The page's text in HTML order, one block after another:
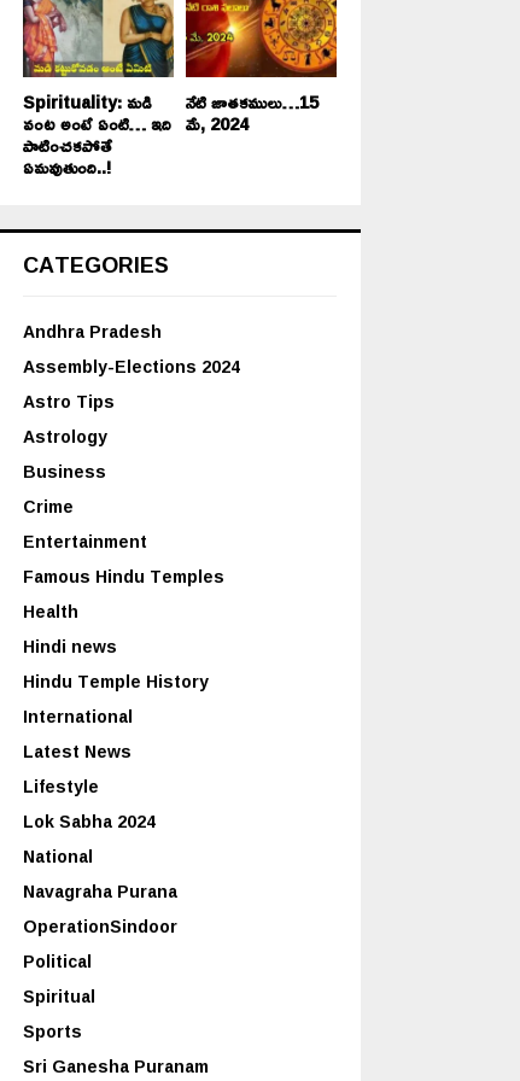
Spirituality: మడి
వంట అంటే ఏంటి… ఇది
పాటించకపోతే
ఏమవుతుంది..!
నేటి జాతకములు…15
మే, 2024
CATEGORIES
Andhra Pradesh
Assembly-Elections 2024
Astro Tips
Astrology
Business
Crime
Entertainment
Famous Hindu Temples
Health
Hindi news
Hindu Temple History
International
Latest News
Lifestyle
Lok Sabha 2024
National
Navagraha Purana
OperationSindoor
Political
Spiritual
Sports
Sri Ganesha Puranam